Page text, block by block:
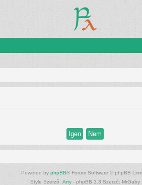
Powered by phpBB® Forum Software © phpBB
Style Szerző: Arty - phpBB 3.3 Szerző: MrGaby